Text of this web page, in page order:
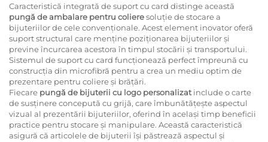
Caracteristică integrată de suport cu card distinge această
pungă de ambalare pentru colieresoluție de stocare a
bijuteriilor de cele convenționale. Acest element inovator oferă
suport structural care menține poziționarea bijuteriilor și
previne încurcarea acestora în timpul stocării și transportului.
Sistemul de suport cu card funcționează perfect împreună cu
construcția din microfibră pentru a crea un mediu optim de
prezentare pentru coliere și brățări.
Fiecare pungă de bijuterii cu logo personalizat include o carte
de susținere concepută cu grijă, care îmbunătățește aspectul
vizual al prezentării bijuteriilor, oferind în același timp beneficii
practice pentru stocare și manipulare. Această caracteristică
asigură că articolele de bijuterii își păstrează aspectul și